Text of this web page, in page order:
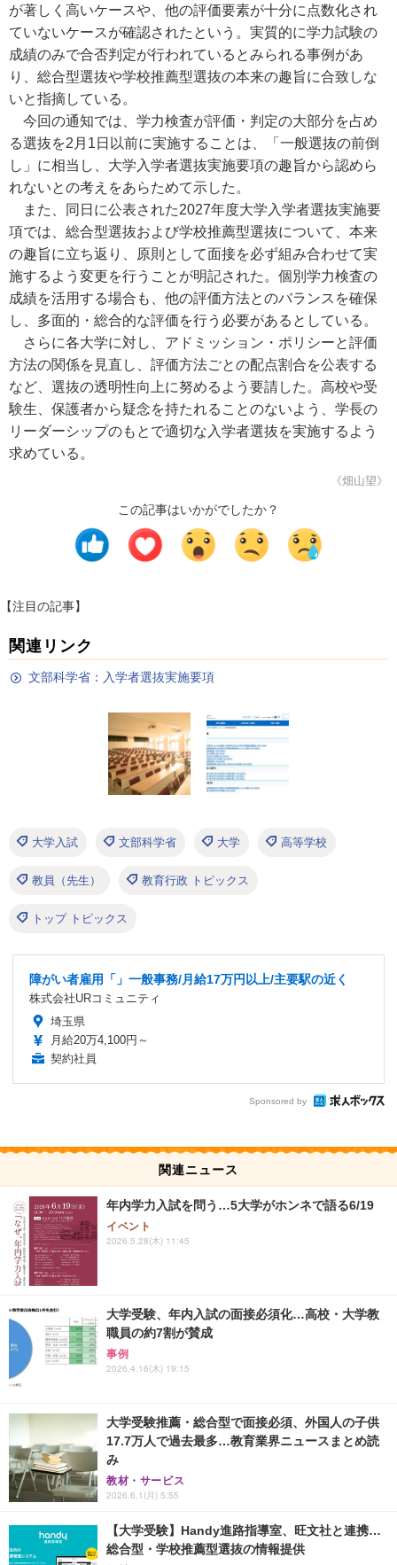
が著しく高いケースや、他の評価要素が十分に点数化され
ていないケースが確認されたという。実質的に学力試験の
成績のみで合否判定が行われているとみられる事例があ
り、総合型選抜や学校推薦型選抜の本来の趣旨に合致しな
いと指摘している。
今回の通知では、学力検査が評価・判定の大部分を占め
る選抜を2月1日以前に実施することは、「一般選抜の前倒
し」に相当し、大学入学者選抜実施要項の趣旨から認めら
れないとの考えをあらためて示した。
また、同日に公表された2027年度大学入学者選抜実施要
項では、総合型選抜および学校推薦型選抜について、本来
の趣旨に立ち返り、原則として面接を必ず組み合わせて実
施するよう変更を行うことが明記された。個別学力検査の
成績を活用する場合も、他の評価方法とのバランスを確保
し、多面的・総合的な評価を行う必要があるとしている。
さらに各大学に対し、アドミッション・ポリシーと評価
方法の関係を見直し、評価方法ごとの配点割合を公表する
など、選抜の透明性向上に努めるよう要請した。高校や受
験生、保護者から疑念を持たれることのないよう、学長の
リーダーシップのもとで適切な入学者選抜を実施するよう
求めている。
《畑山望》
この記事はいかがでしたか？
【注目の記事】
関連リンク
文部科学省：入学者選抜実施要項
大学入試 文部科学省 大学 高等学校
教員（先生） 教育行政 トピックス
トップ トピックス
障がい者雇用「」一般事務/月給17万円以上/主要駅の近く
株式会社URコミュニティ
埼玉県
月給20万4,100円～
契約社員
Sponsored by
関連ニュース
年内学力入試を問う…5大学がホンネで語る6/19
イベント
2026.5.28(木) 11:45
大学受験、年内入試の面接必須化…高校・大学教
職員の約7割が賛成
事例
2026.4.16(木) 19:15
大学受験推薦・総合型で面接必須、外国人の子供
17.7万人で過去最多…教育業界ニュースまとめ読
み
教材・サービス
2026.6.1(月) 5:55
【大学受験】Handy進路指導室、旺文社と連携…
総合型・学校推薦型選抜の情報提供